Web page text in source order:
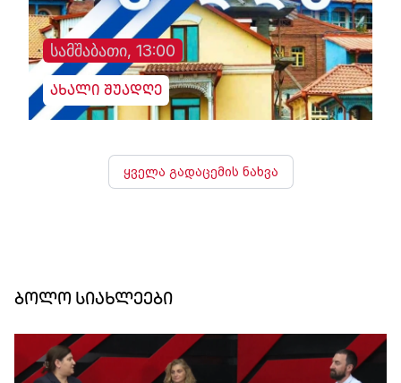
სამშაბათი, 13:00
ახალი შუადღე
ყველა გადაცემის ნახვა
ბოლო სიახლეები